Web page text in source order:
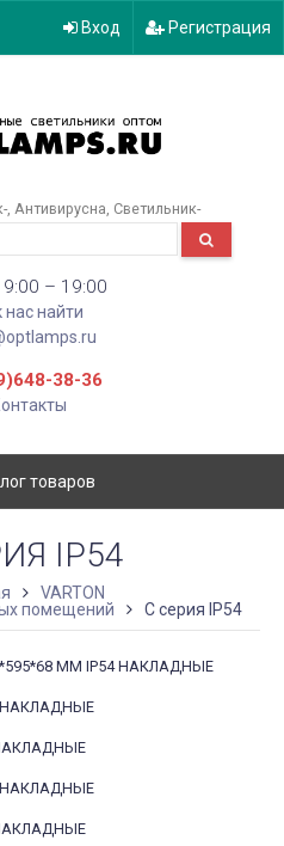
Вход Регистрация
Антивирусна Светильник-
9:00 – 19:00
нас найти
38-36
товаров
IP54
VARTON
помещений
C серия IP54
ММ IP54 НАКЛАДНЫЕ
НАКЛАДНЫЕ
НАКЛАДНЫЕ